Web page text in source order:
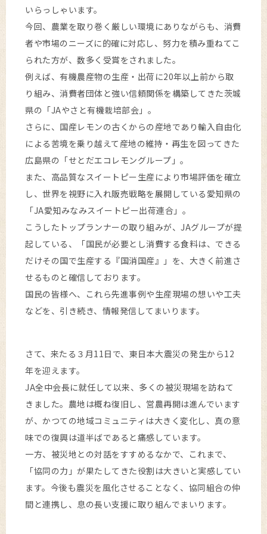
いらっしゃいます。
今回、農業を取り巻く厳しい環境にありながらも、消費
者や市場のニーズに的確に対応し、努力を積み重ねてこ
られた方が、数多く受賞をされました。
例えば、有機農産物の生産・出荷に20年以上前から取
り組み、消費者団体と強い信頼関係を構築してきた茨城
県の「JAやさと有機栽培部会」。
さらに、国産レモンの古くからの産地であり輸入自由化
による苦境を乗り越えて産地の維持・再生を図ってきた
広島県の「せとだエコレモングループ」。
また、高品質なスイートピー生産により市場評価を確立
し、世界を視野に入れ販売戦略を展開している愛知県の
「JA愛知みなみスイートピー出荷連合」。
こうしたトップランナーの取り組みが、JAグループが提
起している、「国民が必要とし消費する食料は、できる
だけその国で生産する『国消国産』」を、大きく前進さ
せるものと確信しております。
国民の皆様へ、これら先進事例や生産現場の想いや工夫
などを、引き続き、情報発信してまいります。
さて、来たる３月11日で、東日本大震災の発生から12
年を迎えます。
JA全中会長に就任して以来、多くの被災現場を訪ねて
きました。農地は概ね復旧し、営農再開は進んでいます
が、かつての地域コミュニティは大きく変化し、真の意
味での復興は道半ばであると痛感しています。
一方、被災地との対話をすすめるなかで、これまで、
「協同の力」が果たしてきた役割は大きいと実感してい
ます。今後も震災を風化させることなく、協同組合の仲
間と連携し、息の長い支援に取り組んでまいります。